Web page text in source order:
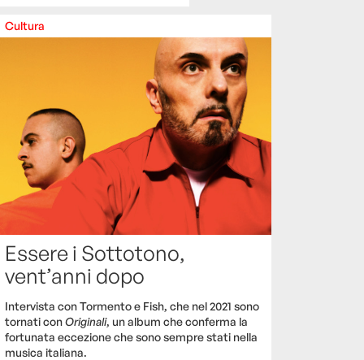
Cultura
Essere i Sottotono,
vent’anni dopo
Intervista con Tormento e Fish, che nel 2021 sono
tornati conOriginali, un album che conferma la
fortunata eccezione che sono sempre stati nella
musica italiana.